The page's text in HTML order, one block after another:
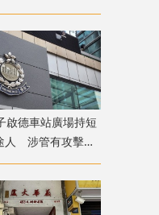
啟德車站廣場持短
人 涉管有攻擊性